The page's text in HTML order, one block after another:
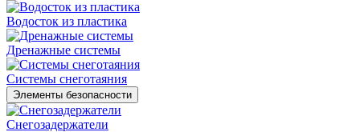
Водосток из пластика
Дренажные системы
Системы снеготаяния
Элементы безопасности
Снегозадержатели